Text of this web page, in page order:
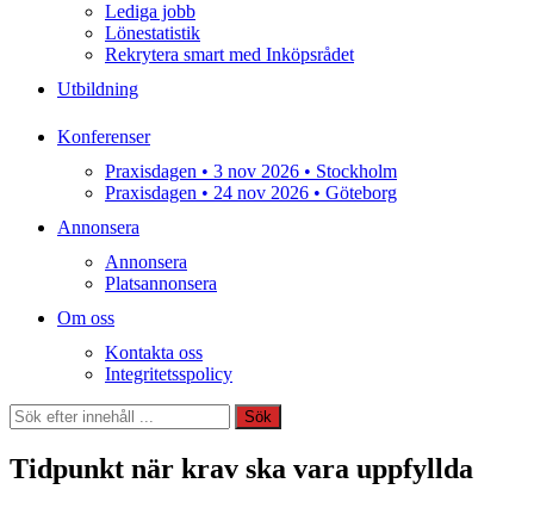
Lediga jobb
Lönestatistik
Rekrytera smart med Inköpsrådet
Utbildning
Konferenser
Praxisdagen • 3 nov 2026 • Stockholm
Praxisdagen • 24 nov 2026 • Göteborg
Annonsera
Annonsera
Platsannonsera
Om oss
Kontakta oss
Integritetsspolicy
Sök
Sök
Tidpunkt när krav ska vara uppfyllda